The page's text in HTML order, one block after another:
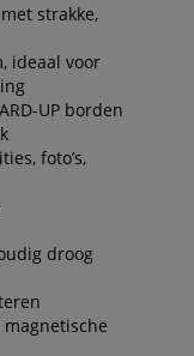
strakke,
ideaal voor
UP borden
foto’s,
droog